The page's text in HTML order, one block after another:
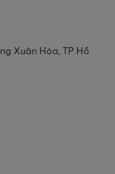
Xuân Hòa, TP Hồ